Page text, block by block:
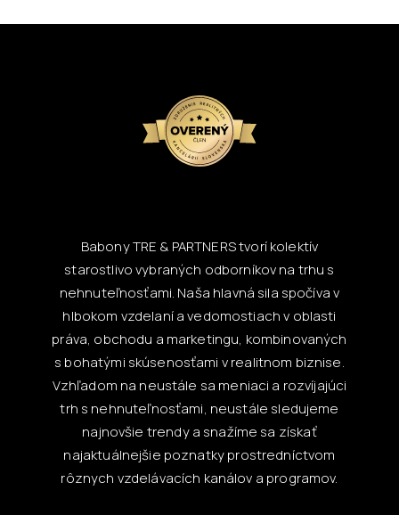
Babony TRE & PARTNERS tvorí kolektív
starostlivo vybraných odborníkov na trhu s
nehnuteľnosťami. Naša hlavná sila spočíva v
hlbokom vzdelaní a vedomostiach v oblasti
práva, obchodu a marketingu, kombinovaných
s bohatými skúsenosťami v realitnom biznise.
Vzhľadom na neustále sa meniaci a rozvíjajúci
trh s nehnuteľnosťami, neustále sledujeme
najnovšie trendy a snažíme sa získať
najaktuálnejšie poznatky prostredníctvom
rôznych vzdelávacích kanálov a programov.